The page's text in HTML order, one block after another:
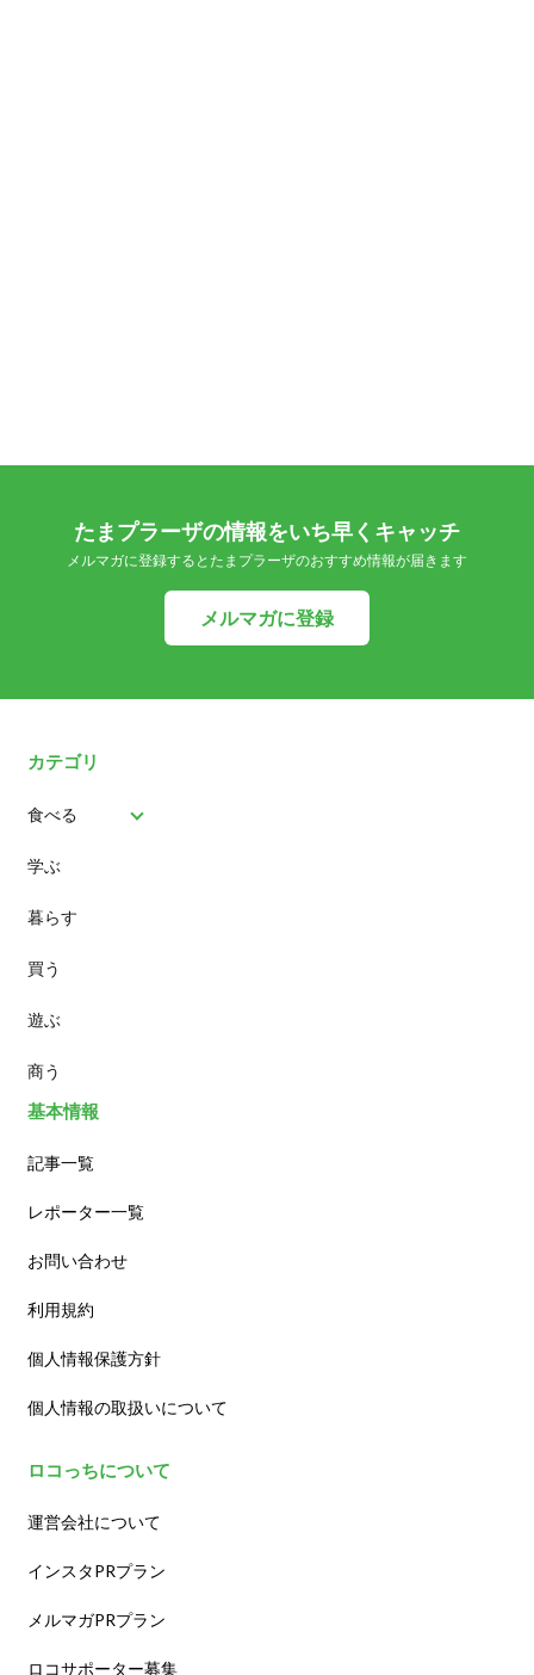
たまプラーザの情報をいち早くキャッチ
メルマガに登録するとたまプラーザのおすすめ情報が届きます
メルマガに登録
カテゴリ
食べる
パン
スイーツ
ランチ
カフェ
学ぶ
暮らす
買う
遊ぶ
商う
基本情報
記事一覧
レポーター一覧
お問い合わせ
利用規約
個人情報保護方針
個人情報の取扱いについて
ロコっちについて
運営会社について
インスタPRプラン
メルマガPRプラン
ロコサポーター募集